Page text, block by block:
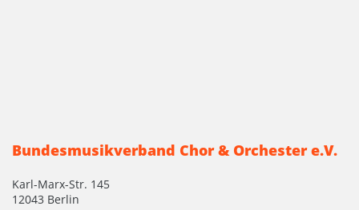
Bundesmusikverband Chor & Orchester e.V.
Karl-Marx-Str. 145
12043 Berlin